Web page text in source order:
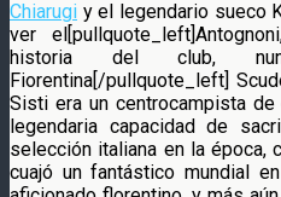
Chiarugi y el legendario sueco
ver
historia del club,
Fiorentina[/pullquote_left]
Sisti era un centrocampista
legendaria capacidad de
selección italiana en la época,
cuajó un fantástico mundial